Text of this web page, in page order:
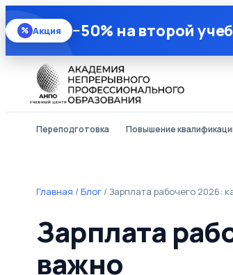
% Акция −50% на второй
Переподготовка Повышение
Главная / Блог / Зарплата рабочего 2026:
Зарплата
важно